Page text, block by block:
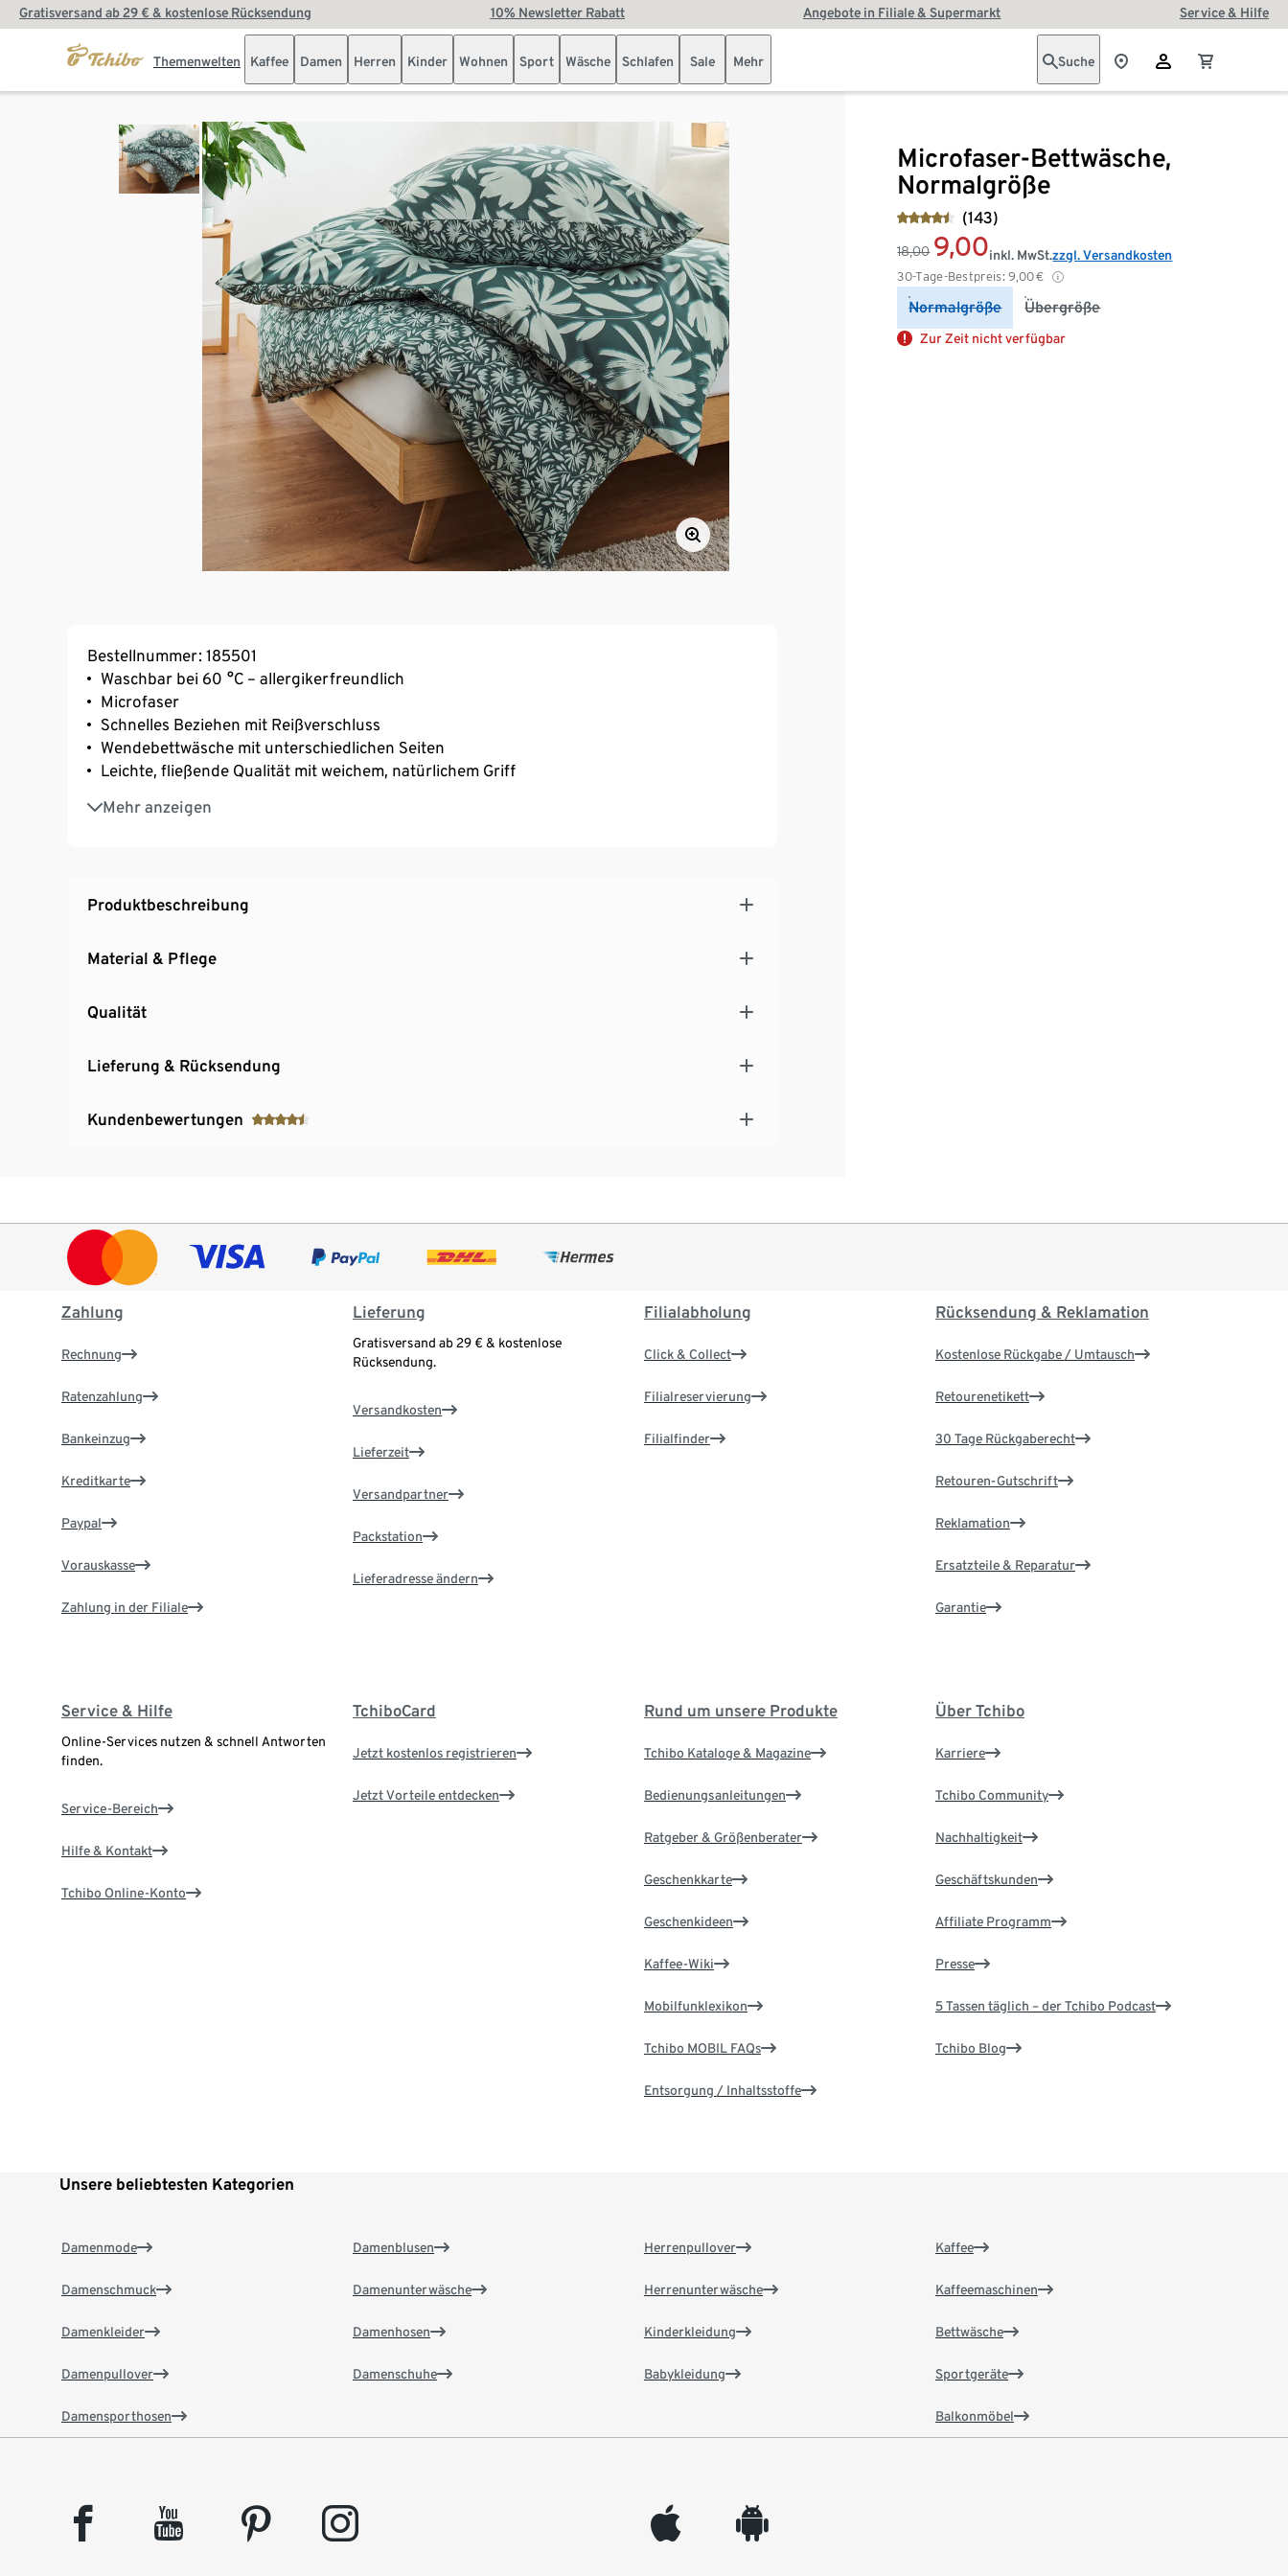
Gratisversand ab 29 € & kostenlose Rücksendung 10% Newsletter Rabatt Angebote in Filiale & Supermarkt Service & Hilfe
Themenwelten Kaffee Damen Herren Kinder Wohnen Sport Wäsche Schlafen Sale Mehr Suche
Microfaser-Bettwäsche,
Normalgröße
(143)
18,00 9,00
30-Tage-Bestpreis: 9,00€
inkl. MwSt.zzgl. Versandkosten
Normalgröße Übergröße
Zur Zeit nicht verfügbar
Bestellnummer: 185501
Waschbar bei 60 °C – allergikerfreundlich
Microfaser
Schnelles Beziehen mit Reißverschluss
Wendebettwäsche mit unterschiedlichen Seiten
Leichte, fließende Qualität mit weichem, natürlichem Griff
Mehr anzeigen
Schnelltrocknend und bügelfrei
Produktbeschreibung
Material & Pflege
Qualität
Lieferung & Rücksendung
Kundenbewertungen
Zahlung
Rechnung
Ratenzahlung
Bankeinzug
Kreditkarte
Paypal
Vorauskasse
Zahlung in der Filiale
Lieferung
Gratisversand ab 29 € & kostenlose
Rücksendung.
Versandkosten
Lieferzeit
Versandpartner
Packstation
Lieferadresse ändern
Filialabholung
Click & Collect
Filialreservierung
Filialfinder
Rücksendung & Reklamation
Kostenlose Rückgabe / Umtausch
Retourenetikett
30 Tage Rückgaberecht
Retouren-Gutschrift
Reklamation
Ersatzteile & Reparatur
Garantie
Service & Hilfe
Online-Services nutzen & schnell Antworten
finden.
Service-Bereich
Hilfe & Kontakt
Tchibo Online-Konto
TchiboCard
Jetzt kostenlos registrieren
Jetzt Vorteile entdecken
Rund um unsere Produkte
Tchibo Kataloge & Magazine
Bedienungsanleitungen
Ratgeber & Größenberater
Geschenkkarte
Geschenkideen
Kaffee-Wiki
Mobilfunklexikon
Tchibo MOBIL FAQs
Entsorgung / Inhaltsstoffe
Über Tchibo
Karriere
Tchibo Community
Nachhaltigkeit
Geschäftskunden
Affiliate Programm
Presse
5 Tassen täglich – der Tchibo Podcast
Tchibo Blog
Unsere beliebtesten Kategorien
Damenmode
Damenschmuck
Damenkleider
Damenpullover
Damensporthosen
Damenblusen
Damenunterwäsche
Damenhosen
Damenschuhe
Herrenpullover
Herrenunterwäsche
Kinderkleidung
Babykleidung
Kaffee
Kaffeemaschinen
Bettwäsche
Sportgeräte
Balkonmöbel
facebook youtube pinterest instagram appleinc android